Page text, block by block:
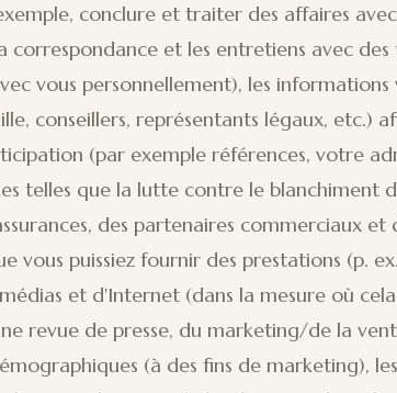
conclure et traiter des affaires
correspondance et les entretiens avec
vous personnellement), les
conseillers, représentants légaux, etc.)
(par exemple références, votre
telles que la lutte contre le
des partenaires commerciaux
vous puissiez fournir des prestations (p.
et d'Internet (dans la mesure où
revue de presse, du marketing/de la
(à des fins de marketing),